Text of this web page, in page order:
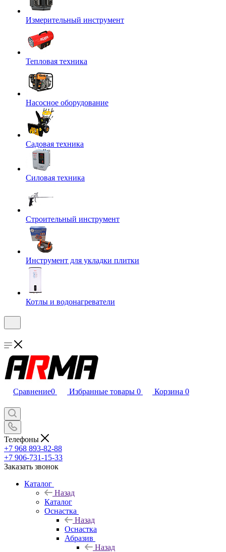
Измерительный инструмент
Тепловая техника
Насосное оборудование
Садовая техника
Силовая техника
Строительный инструмент
Инструмент для укладки плитки
Котлы и водонагреватели
Сравнение0 Избранные товары 0 Корзина 0
Телефоны
+7 968 893-82-88
+7 906-731-15-33
Заказать звонок
Каталог
Назад
Каталог
Оснастка
Назад
Оснастка
Абразив
Назад